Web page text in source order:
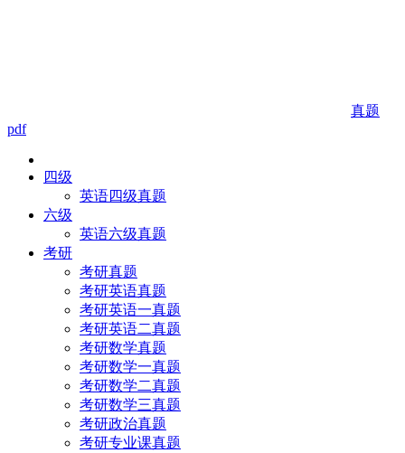
真题
pdf
四级
英语四级真题
六级
英语六级真题
考研
考研真题
考研英语真题
考研英语一真题
考研英语二真题
考研数学真题
考研数学一真题
考研数学二真题
考研数学三真题
考研政治真题
考研专业课真题